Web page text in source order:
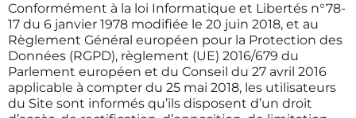
Conformément à la loi Informatique et Libertés n°78-
17 du 6 janvier 1978 modifiée le 20 juin 2018, et au
Règlement Général européen pour la Protection des
Données (RGPD), règlement (UE) 2016/679 du
Parlement européen et du Conseil du 27 avril 2016
applicable à compter du 25 mai 2018, les utilisateurs
du Site sont informés qu’ils disposent d’un droit